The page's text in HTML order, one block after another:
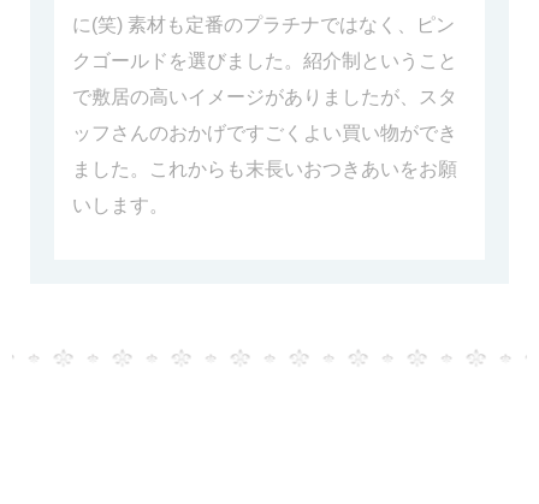
に(笑) 素材も定番のプラチナではなく、ピン
クゴールドを選びました。紹介制ということ
で敷居の高いイメージがありましたが、スタ
ッフさんのおかげですごくよい買い物ができ
ました。これからも末長いおつきあいをお願
いします。